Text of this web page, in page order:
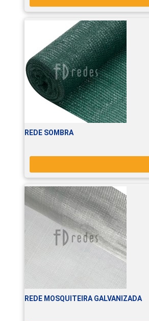
REDE SOMBRA
REDE MOSQUITEIRA GALVANIZADA